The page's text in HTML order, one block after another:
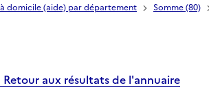
domicile (aide) par département Somme (80)
Retour aux résultats de l'annuaire